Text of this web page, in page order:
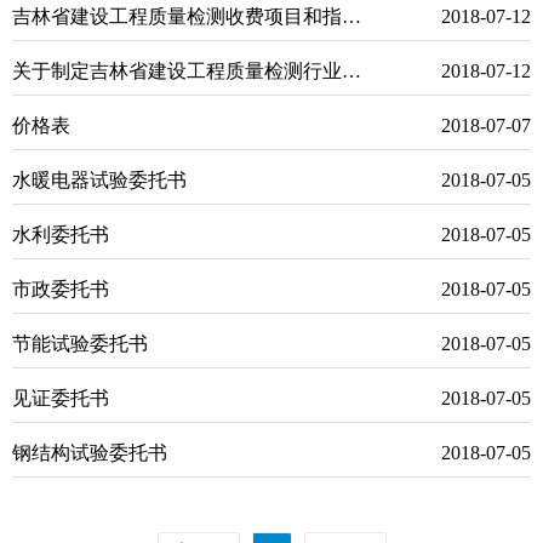
吉林省建设工程质量检测收费项目和指导价格标准 2018-07-12
关于制定吉林省建设工程质量检测行业指导价格的通知 2018-07-12
价格表 2018-07-07
水暖电器试验委托书 2018-07-05
水利委托书 2018-07-05
市政委托书 2018-07-05
节能试验委托书 2018-07-05
见证委托书 2018-07-05
钢结构试验委托书 2018-07-05